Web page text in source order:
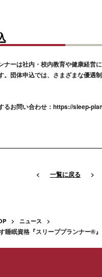
ナーは社内・校内教育や健康経営
。団体申込では、さまざまな優遇
るお問い合わせ：https://sleep-
< 一覧に戻る >
ニュース
睡眠資格『スリーププランナー®